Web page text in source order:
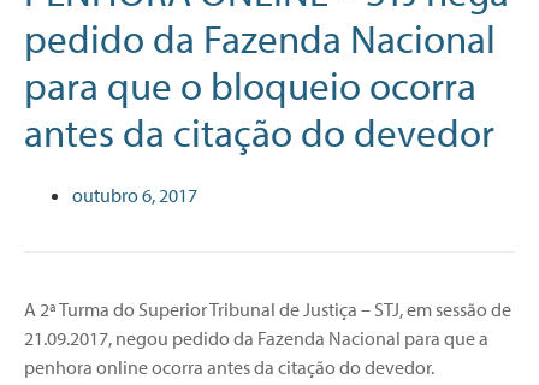
pedido da Fazenda Nacional
para que o bloqueio ocorra
antes da citação do devedor
outubro 6, 2017
A 2ª Turma do Superior Tribunal de Justiça – STJ, em sessão de
21.09.2017, negou pedido da Fazenda Nacional para que a
penhora online ocorra antes da citação do devedor.